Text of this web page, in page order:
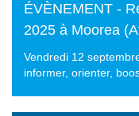
ÉVÈNEMENT -
2025 à Moorea
Vendredi 12
informer, orienter,